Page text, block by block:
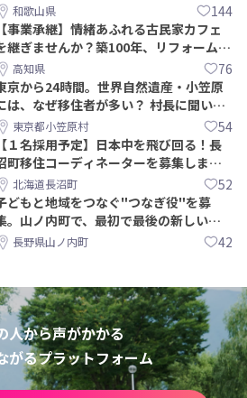
和歌山県 144
【事業承継】情緒あふれる古民家カフェ
継ぎませんか？築100年、リフォームか
約10年！
高知県 76
京から24時間。世界自然遺産・小笠原
は、なぜ移住者が多い？ 村長に聞いて
た東京都小笠原村 54
【１名採用予定】日本中を飛び回る！長
町移住コーディネーターを募集しま
！北海道長沼町 52
どもと地域をつなぐ"つなぎ役"を募
。山ノ内町で、最初で最後の新しい学
づくりを一緒に
長野県山ノ内町 42
人から声がかかる
がるプラットフォーム